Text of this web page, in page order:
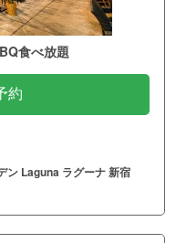
食べ放題
約
ン Laguna ラグーナ 新宿